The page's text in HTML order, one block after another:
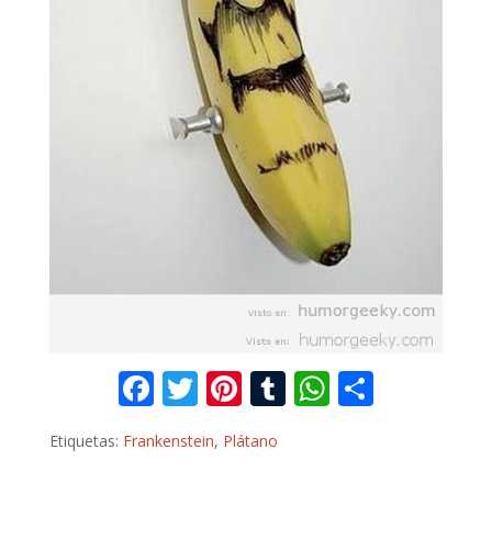
F
ac
e
T
w
itt
Pi
nt
er
T W
Etiquetas: Frankenstein, Plátano